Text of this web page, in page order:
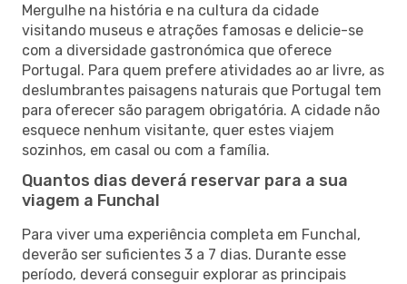
Mergulhe na história e na cultura da cidade
visitando museus e atrações famosas e delicie-se
com a diversidade gastronómica que oferece
Portugal. Para quem prefere atividades ao ar livre, as
deslumbrantes paisagens naturais que Portugal tem
para oferecer são paragem obrigatória. A cidade não
esquece nenhum visitante, quer estes viajem
sozinhos, em casal ou com a família.
Quantos dias deverá reservar para a sua
viagem a Funchal
Para viver uma experiência completa em Funchal,
deverão ser suficientes 3 a 7 dias. Durante esse
período, deverá conseguir explorar as principais